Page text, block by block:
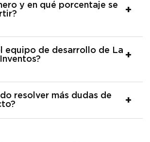
y en qué porcentaje se
equipo de desarrollo de La
resolver más dudas de